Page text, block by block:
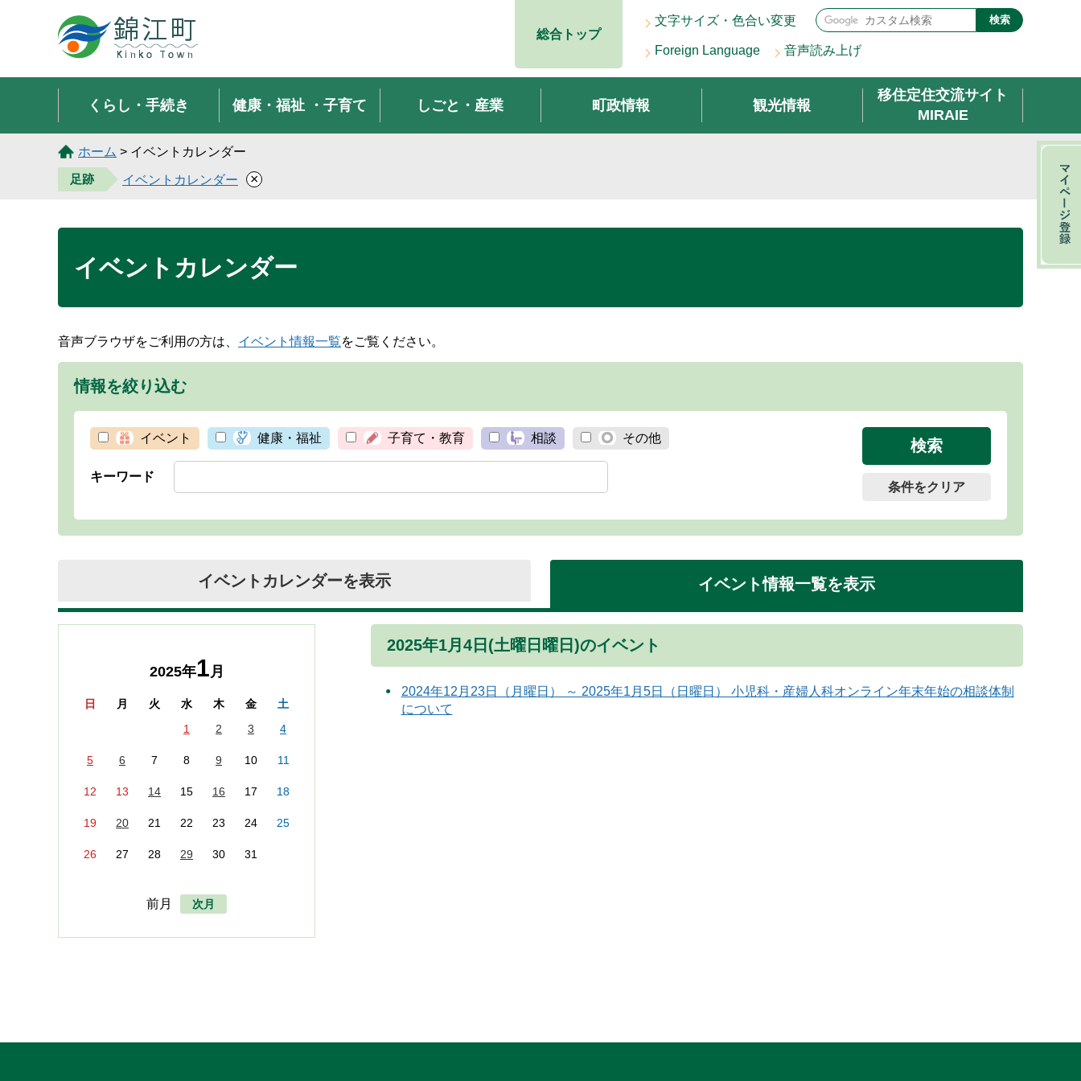
錦江町 Kinko Town
総合トップ
文字サイズ・色合い変更
Foreign Language 音声読み上げ
検索
くらし・手続き 健康・福祉・子育て しごと・産業 町政情報 観光情報
移住定住交流サイト
MIRAIE
ホーム > イベントカレンダー
足跡
イベントカレンダー ×
イベントカレンダー
音声ブラウザをご利用の方は、 イベント情報一覧をご覧ください。
情報を絞り込む
イベント 健康・福祉 子育て・教育 相談 その他
キーワード
条件をクリア
イベントカレンダーを表示 イベント情報一覧を表示
2025年1月
日 月 火 水 木 金
土
1
2 3 4
5 6 7 8 9 10 11
12 13 14 15 16 17 18
19 20 21 22 23 24 25
26 27 28 29 30 31
前月 次月
2025年1月4日(土曜日曜日)のイベント
2024年12月23日（月曜日） ～ 2025年1月5日（日曜日） 小児科・産婦人科オンライン年末年始の相談体制
について